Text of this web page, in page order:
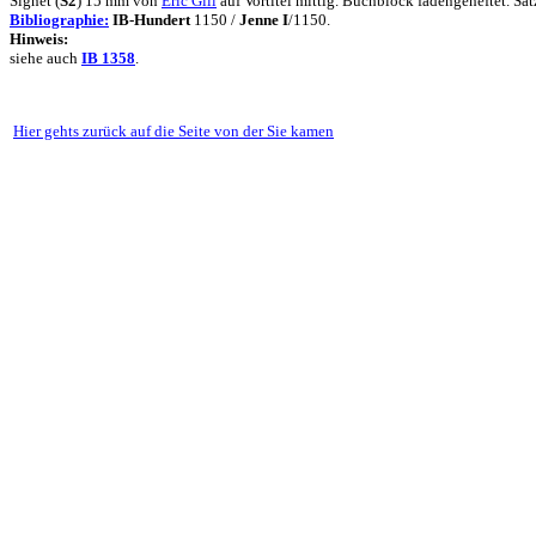
Bibliographie: IB-Hundert1150 / Jenne I/1150.
Hinweis:
siehe auch IB 1358.
Hier gehts zurück auf die Seite von der Sie kamen